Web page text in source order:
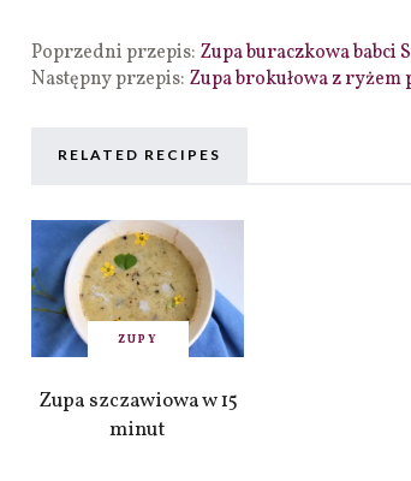
Poprzedni przepis: Zupa buraczkowa babci
Następny przepis: Zupa brokułowa z
RELATED RECIPES
ZUPY
Zupa szczawiowa w 15
minut